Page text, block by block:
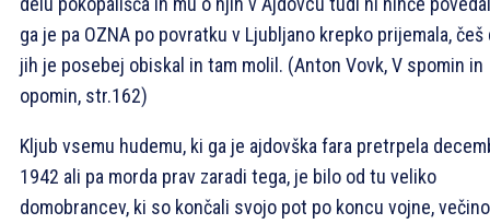
ga je pa OZNA po povratku v Ljubljano krepko prijemala, češ
jih je posebej obiskal in tam molil. (Anton Vovk, V spomin in
opomin, str.162)
Kljub vsemu hudemu, ki ga je ajdovška fara pretrpela
1942 ali pa morda prav zaradi tega, je bilo od tu veliko
domobrancev, ki so končali svojo pot po koncu vojne,